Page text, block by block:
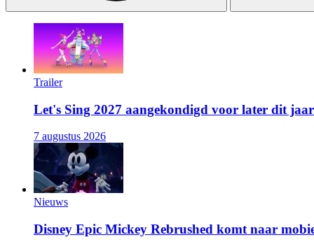
Trailer
Let's Sing 2027 aangekondigd voor later dit jaar
7 augustus 2026
Nieuws
Disney Epic Mickey Rebrushed komt naar